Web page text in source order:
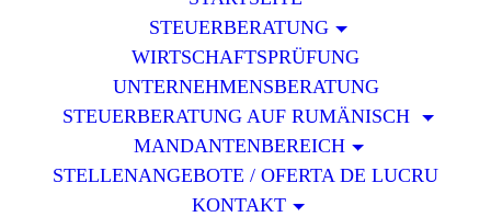
STEUERBERATUNG
WIRTSCHAFTSPRÜFUNG
UNTERNEHMENSBERATUNG
STEUERBERATUNG AUF RUMÄNISCH
MANDANTENBEREICH
STELLENANGEBOTE / OFERTA DE LUCRU
KONTAKT